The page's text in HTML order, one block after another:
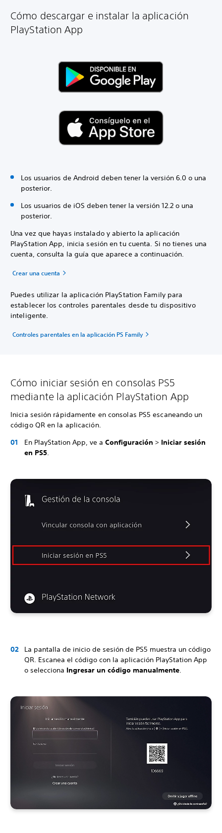
Cómo descargar e instalar la aplicación
PlayStation App
Los usuarios de Android deben tener la versión 6.0 o una
posterior.
Los usuarios de iOS deben tener la versión 12.2 o una
posterior.
Una vez que hayas instalado y abierto la aplicación
PlayStation App, inicia sesión en tu cuenta. Si no tienes una
cuenta, consulta la guía que aparece a continuación.
Crear una cuenta
Puedes utilizar la aplicación PlayStation Family para
establecer los controles parentales desde tu dispositivo
inteligente.
Controles parentales en la aplicación PS Family
Cómo iniciar sesión en consolas PS5
mediante la aplicación PlayStation App
Inicia sesión rápidamente en consolas PS5 escaneando un
código QR en la aplicación.
En PlayStation App, ve a Configuración > Iniciar sesión
en PS5.
La pantalla de inicio de sesión de PS5 muestra un código
QR. Escanea el código con la aplicación PlayStation App
o selecciona Ingresar un código manualmente.